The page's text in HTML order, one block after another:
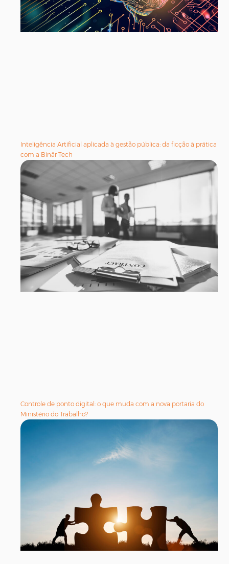
Inteligência Artificial aplicada à gestão pública: da ficção à prática
com a Binär Tech
Controle de ponto digital: o que muda com a nova portaria do
Ministério do Trabalho?